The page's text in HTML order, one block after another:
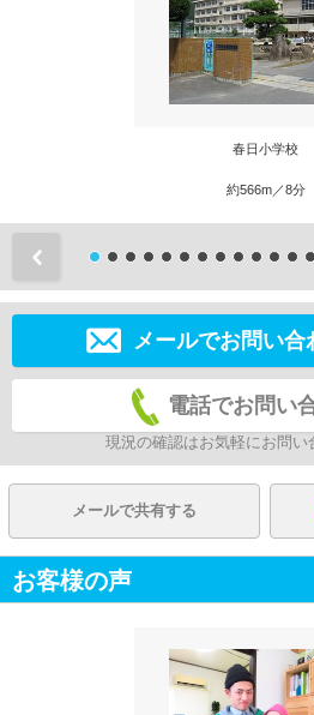
春日小学校
約566m／8分
メールでお問い合
電話でお問い
現況の確認はお気軽にお問い
メールで共有する
お客様の声